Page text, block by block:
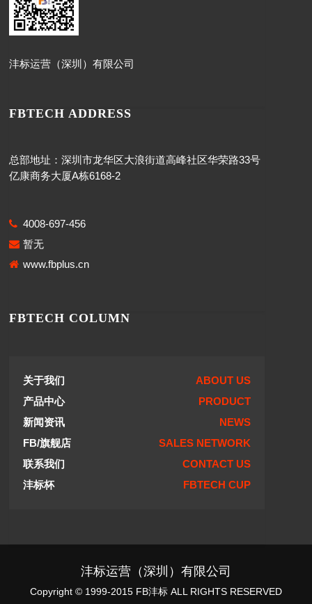
沣标运营（深圳）有限公司
FBTECH ADDRESS
总部地址：深圳市龙华区大浪街道高峰社区华荣路33号
亿康商务大厦A栋6168-2
4008-697-456
暂无
www.fbplus.cn
FBTECH COLUMN
关于我们
ABOUT US
产品中心
PRODUCT
新闻资讯
NEWS
FB/旗舰店
SALES NETWORK
联系我们
CONTACT US
沣标杯
FBTECH CUP
沣标运营（深圳）有限公司
Copyright © 1999-2015 FB沣标 ALL RIGHTS RESERVED